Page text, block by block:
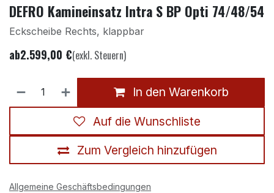
DEFRO Kamineinsatz Intra S BP Opti 74/48/54
Eckscheibe Rechts, klappbar
ab2.599,00 €(exkl. Steuern)
In den Warenkorb
Zum Vergleich hinzufügen
Auf die Wunschliste
Allgemeine Geschäftsbedingungen